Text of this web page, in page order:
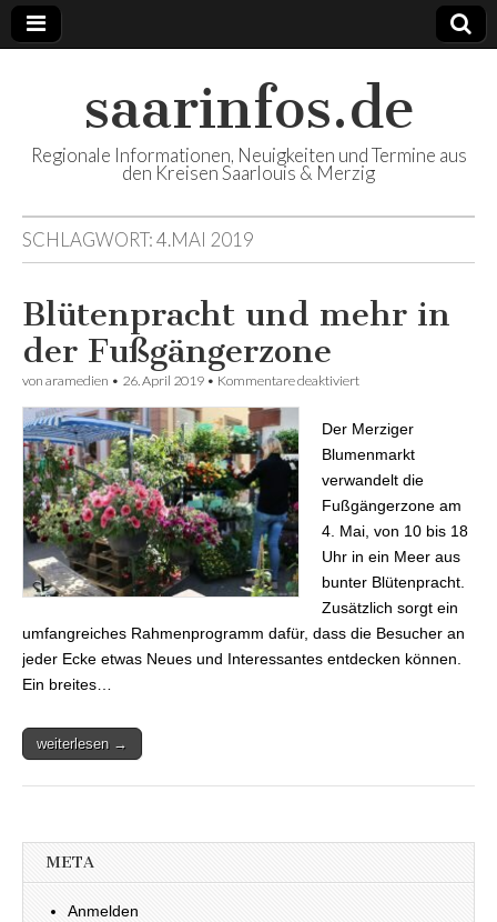
saarinfos.de
Regionale Informationen, Neuigkeiten und Termine aus
den Kreisen Saarlouis & Merzig
SCHLAGWORT: 4.MAI 2019
Blütenpracht und mehr in
der Fußgängerzone
von aramedien • 26. April 2019 • Kommentare deaktiviert
Der Merziger
Blumenmarkt
verwandelt die
Fußgängerzone am
4. Mai, von 10 bis 18
Uhr in ein Meer aus
bunter Blütenpracht.
Zusätzlich sorgt ein
umfangreiches Rahmenprogramm dafür, dass die Besucher an
jeder Ecke etwas Neues und Interessantes entdecken können.
Ein breites…
weiterlesen →
META
Anmelden